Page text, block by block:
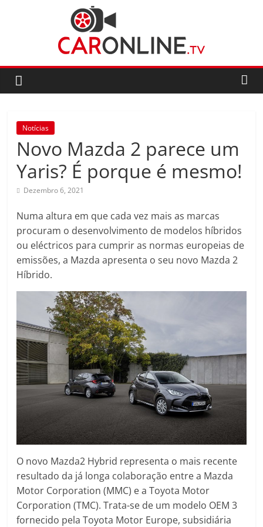
CarOnline.TV
CarOnline.TV
Ensaios
Automóvel
em
Português
Notícias
Novo Mazda 2 parece um
Yaris? É porque é mesmo!
Dezembro 6, 2021
Numa altura em que cada vez mais as marcas
procuram o desenvolvimento de modelos híbridos
ou eléctricos para cumprir as normas europeias de
emissões, a Mazda apresenta o seu novo Mazda 2
Híbrido.
O novo Mazda2 Hybrid representa o mais recente
resultado da já longa colaboração entre a Mazda
Motor Corporation (MMC) e a Toyota Motor
Corporation (TMC). Trata-se de um modelo OEM 3
fornecido pela Toyota Motor Europe, subsidiária